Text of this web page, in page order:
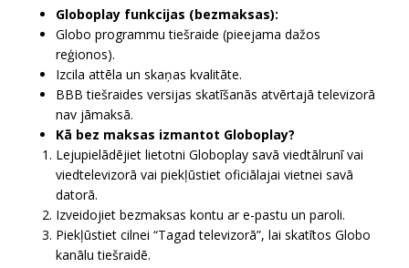
Globoplay funkcijas (bezmaksas):
Globo programmu tiešraide (pieejama dažos
reģionos).
Izcila attēla un skaņas kvalitāte.
BBB tiešraides versijas skatīšanās atvērtajā televizorā
nav jāmaksā.
Kā bez maksas izmantot Globoplay?
Lejupielādējiet lietotni Globoplay savā viedtālrunī vai
viedtelevizorā vai piekļūstiet oficiālajai vietnei savā
datorā.
Izveidojiet bezmaksas kontu ar e-pastu un paroli.
Piekļūstiet cilnei “Tagad televizorā”, lai skatītos Globo
kanālu tiešraidē.